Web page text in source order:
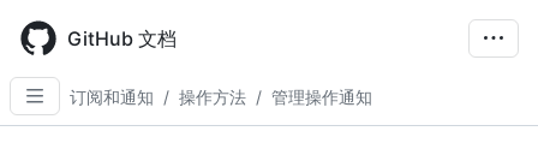
main
content
GitHub 文档
订阅和通知 / 操作方法 / 管理操作通知